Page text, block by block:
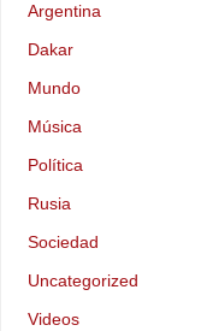
Argentina
Dakar
Mundo
Música
Política
Rusia
Sociedad
Uncategorized
Videos